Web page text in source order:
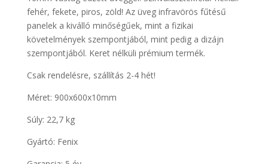
fehér, fekete, piros, zöld! Az üveg infravörös fűtésű
panelek a kiválló minőségűek, mint a fizikai
követelmények szempontjából, mint pedig a dizájn
szempontjából. Keret nélküli prémium termék.
Csak rendelésre, szállítás 2-4 hét!
Méret: 900x600x10mm
Súly: 22,7 kg
Gyártó: Fenix